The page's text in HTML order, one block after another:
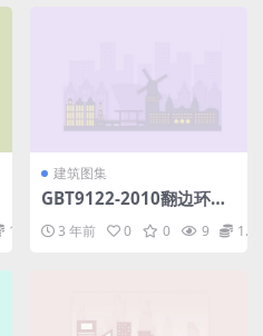
1.98
建筑图集
GBT9122-2010翻边环板
3 年前 0 0 9 1.98